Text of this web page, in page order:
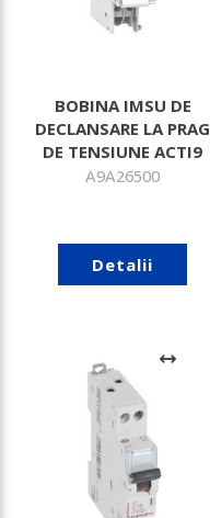
BOBINA IMSU DE
DECLANSARE LA PRAG
DE TENSIUNE ACTI9
A9A26500
Detalii